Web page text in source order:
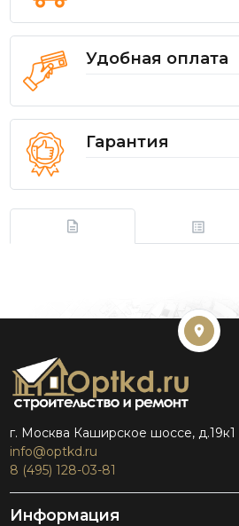
Удобная оплата
Гарантия
г. Москва Каширское шоссе, д.19к1
info@optkd.ru
8 (495) 128-03-81
Информация